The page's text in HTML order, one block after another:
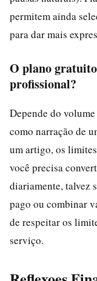
permitem ainda
para dar mais
O plano
profissional?
Depende do
como narração de
um artigo, os
você precisa
diariamente, talvez
pago ou combinar
de respeitar os
serviço.